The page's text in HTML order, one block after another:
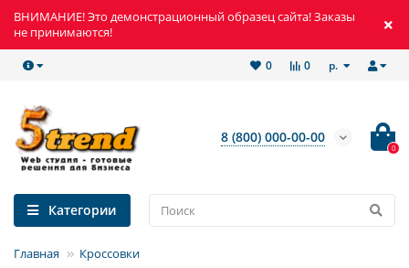
ВНИМАНИЕ! Это демонстрационный образец сайта! Заказы
не принимаются!
р.
0
0
8 (800) 000-00-00
0
Категории
Главная Кроссовки